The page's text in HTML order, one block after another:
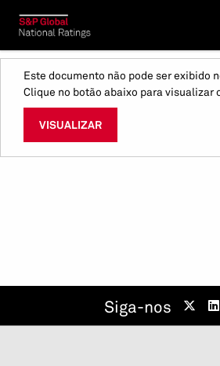
Este documento não pode ser exibido
Clique no botão abaixo para visualizar
VISUALIZAR
Siga-nos